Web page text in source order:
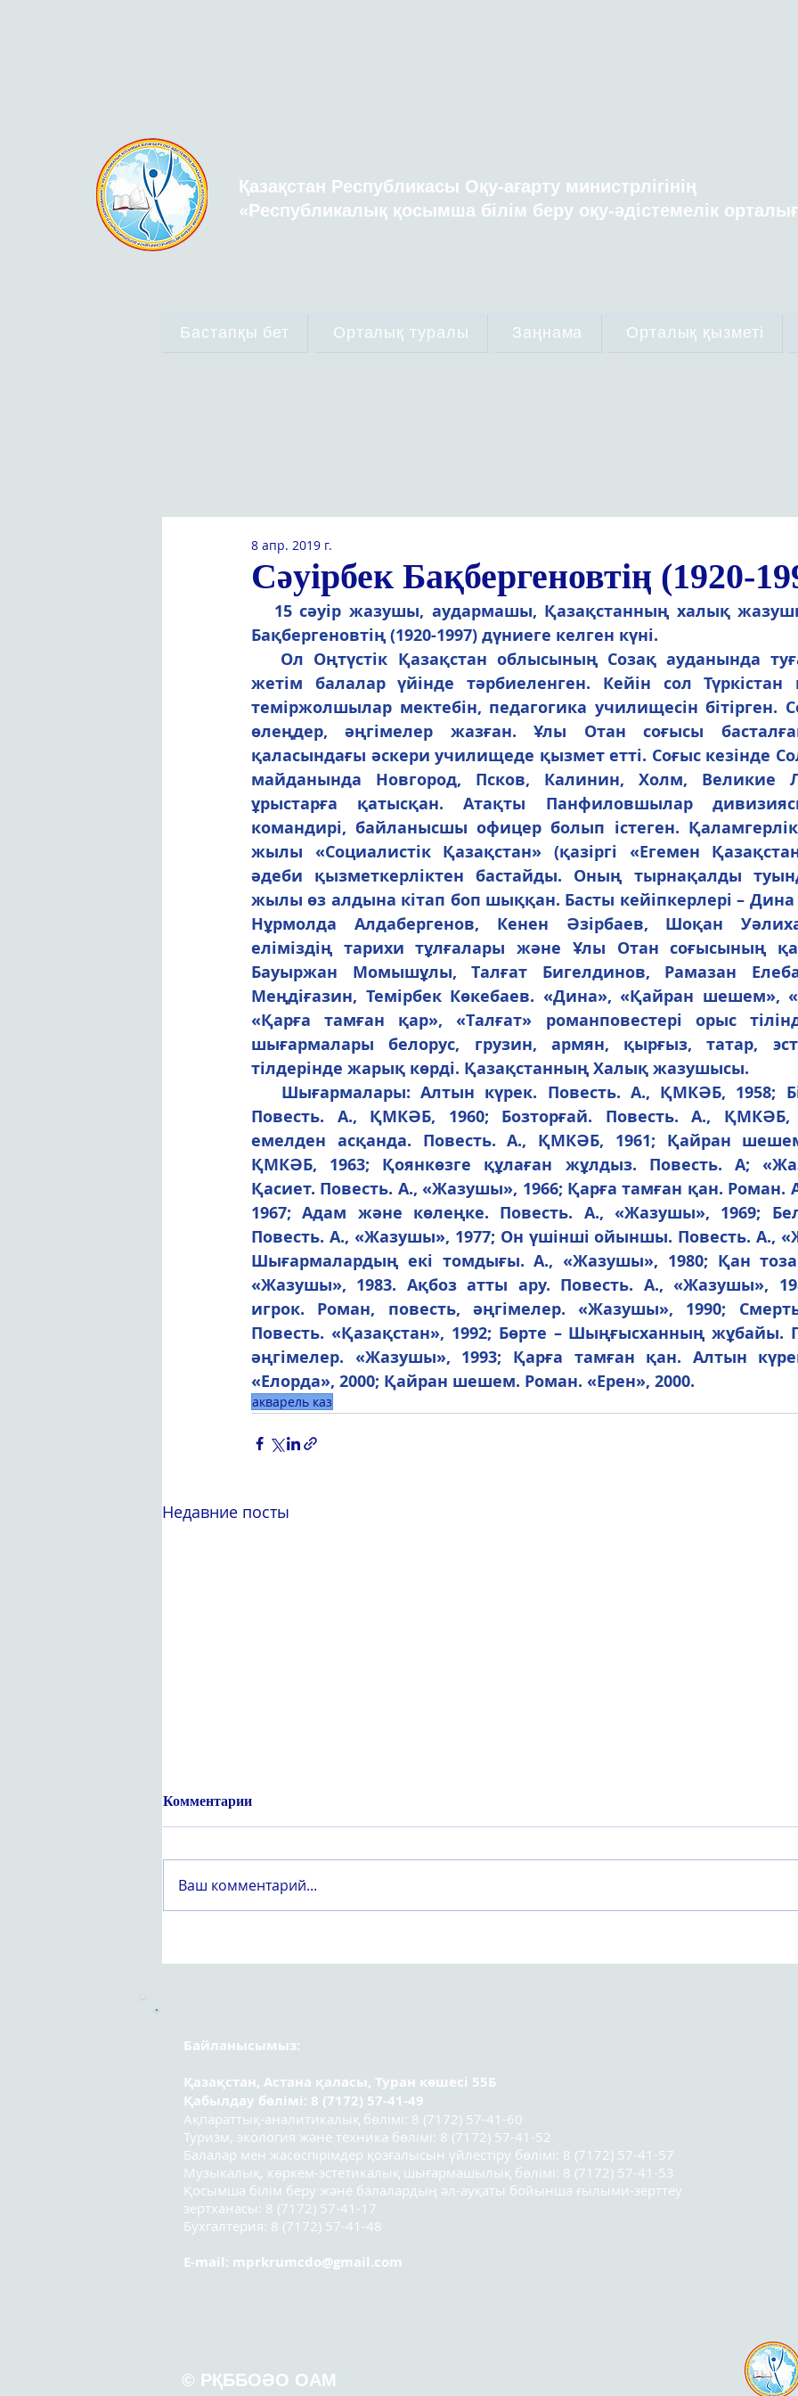
Қазақстан Республикасы Оқу-ағарту министрлігінің
«Республикалық қосымша білім беру оқу-әдістемелік
Бастапқы бет Орталық туралы Заңнама Орталық қызметі
Сәуірбек Бақбергеновтің (1920-
8 апр. 2019 г.
Бақбергеновтің (1920-1997) дүниеге келген күні.
жетім балалар үйінде тәрбиеленген. Кейін сол Түркістан
теміржолшылар мектебін, педагогика училищесін бітірген.
өлеңдер, әңгімелер жазған. Ұлы Отан соғысы
қаласындағы әскери училищеде қызмет етті. Соғыс кезінде
майданында Новгород, Псков, Калинин, Холм, Великие
ұрыстарға қатысқан. Атақты Панфиловшылар
командирі, байланысшы офицер болып істеген.
жылы «Социалистік Қазақстан» (қазіргі «Егемен
әдеби қызметкерліктен бастайды. Оның тырнақалды
жылы өз алдына кітап боп шыққан. Басты кейіпкерлері – Дина
Нұрмолда Алдабергенов, Кенен Әзірбаев, Шоқан
еліміздің тарихи тұлғалары және Ұлы Отан соғысының
Бауыржан Момышұлы, Талғат Бигелдинов, Рамазан
Меңдіғазин, Темірбек Көкебаев. «Дина», «Қайран шешем»,
«Қарға тамған қар», «Талғат» романповестері орыс
шығармалары белорус, грузин, армян, қырғыз, татар,
тілдерінде жарық көрді. Қазақстанның Халық жазушысы.
Повесть. А., ҚМКӘБ, 1960; Бозторғай. Повесть. А., ҚМКӘБ,
емелден асқанда. Повесть. А., ҚМКӘБ, 1961; Қайран
ҚМКӘБ, 1963; Қоянкөзге құлаған жұлдыз. Повесть. А;
Қасиет. Повесть. А., «Жазушы», 1966; Қарға тамған қан.
1967; Адам және көлеңке. Повесть. А., «Жазушы», 1969;
Повесть. А., «Жазушы», 1977; Он үшінші ойыншы. Повесть. А.,
Шығармалардың екі томдығы. А., «Жазушы», 1980; Қан
«Жазушы», 1983. Ақбоз атты ару. Повесть. А., «Жазушы»,
игрок. Роман, повесть, әңгімелер. «Жазушы», 1990;
Повесть. «Қазақстан», 1992; Бөрте – Шыңғысханның жұбайы.
әңгімелер. «Жазушы», 1993; Қарға тамған қан. Алтын
«Елорда», 2000; Қайран шешем. Роман. «Ерен», 2000.
акварель каз
Недавние посты
Комментарии
Ваш комментарий...
Байланысымыз:
Қазақстан, Астана қаласы, Туран көшесі 55Б
Қабылдау бөлімі: 8 (7172) 57-41-49
Ақпараттық-аналитикалық бөлімі: 8 (7172) 57-41-60
Туризм, экология және техника бөлімі: 8 (7172) 57-41-52
Балалар мен жасөспірімдер қозғалысын үйлестіру бөлімі: 8 (7172) 57-41-57
Музыкалық, көркем-эстетикалық шығармашылық бөлімі: 8 (7172) 57-41-53
Қосымша білім беру және балалардың әл-ауқаты бойынша ғылыми-зерттеу
зертханасы: 8 (7172) 57-41-17
Бухгалтерия: 8 (7172) 57-41-48
E-mail: mprkrumcdo@gmail.com
© РҚББОӘО ОАМ